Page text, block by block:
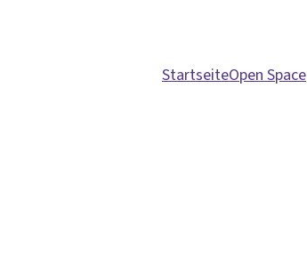
StartseiteOpen Space